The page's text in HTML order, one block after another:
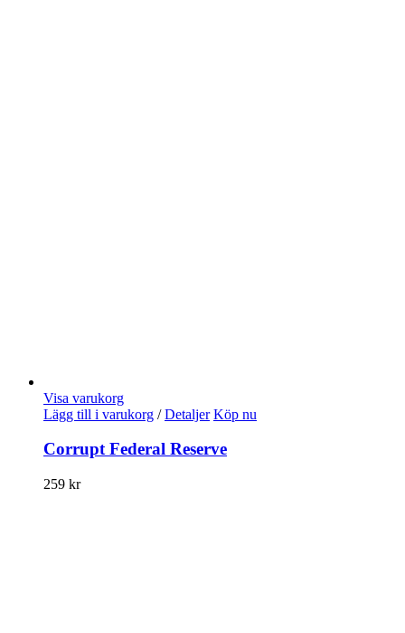
Visa varukorg
Lägg till i varukorg / Detaljer Köp nu
Corrupt Federal Reserve
259 kr